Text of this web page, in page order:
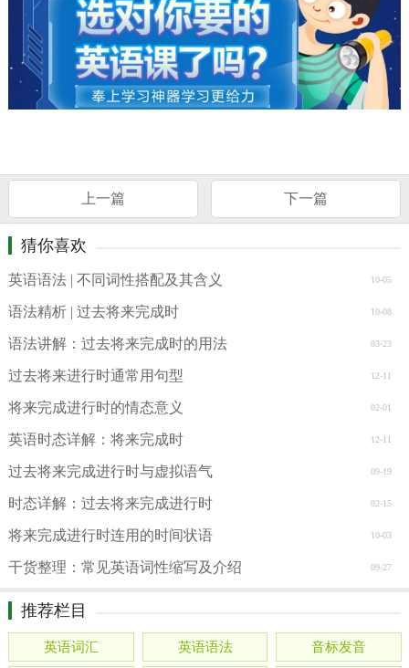
上一篇 下一篇
猜你喜欢
10-05
英语语法 | 不同词性搭配及其含义
10-08
语法精析 | 过去将来完成时
03-23
语法讲解：过去将来完成时的用法
12-11
过去将来进行时通常用句型
02-01
将来完成进行时的情态意义
12-11
英语时态详解：将来完成时
09-19
过去将来完成进行时与虚拟语气
02-15
时态详解：过去将来完成进行时
10-03
将来完成进行时连用的时间状语
09-27
干货整理：常见英语词性缩写及介绍
推荐栏目
英语词汇 英语语法 音标发音